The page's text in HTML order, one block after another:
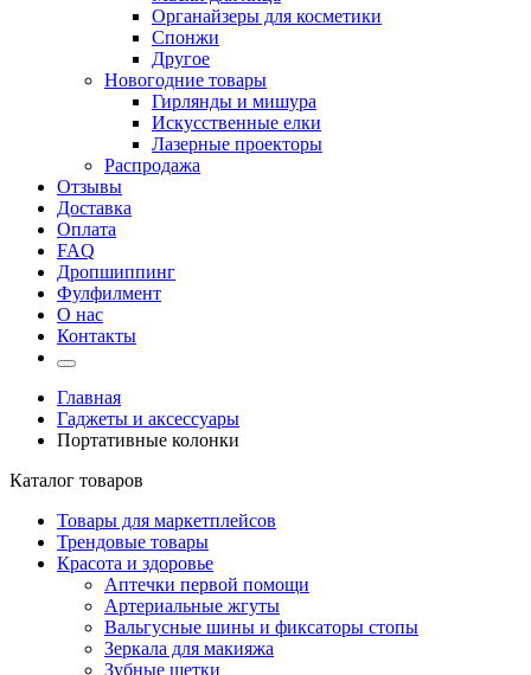
Органайзеры для косметики
Спонжи
Другое
Новогодние товары
Гирлянды и мишура
Искусственные елки
Лазерные проекторы
Распродажа
Отзывы
Доставка
Оплата
FAQ
Дропшиппинг
Фулфилмент
О нас
Контакты
Главная
Гаджеты и аксессуары
Портативные колонки
Каталог товаров
Товары для маркетплейсов
Трендовые товары
Красота и здоровье
Аптечки первой помощи
Артериальные жгуты
Вальгусные шины и фиксаторы стопы
Зеркала для макияжа
Зубные щетки